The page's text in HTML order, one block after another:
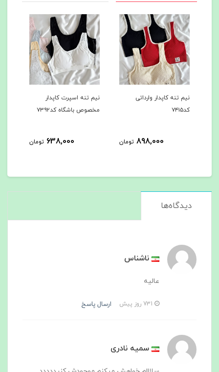
نیم تنه اسپرت کاپدار
مخصوص باشگاه کد۷۳۹۲
638,000
نیم تنه حرفه ای اسپرت
مخصوص باشگاه کد۷۳۸۷
618,000
دیدگاه‌ها
ناشناس
عالیه
ارسال پاسخ
سمیه نادری